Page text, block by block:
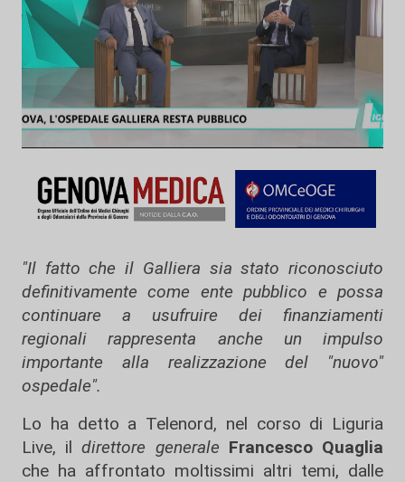
"Il fatto che il Galliera sia stato riconosciuto
definitivamente come ente pubblico e possa
continuare a usufruire dei finanziamenti
regionali rappresenta anche un impulso
importante alla realizzazione del "nuovo"
ospedale".
Lo ha detto a Telenord, nel corso di Liguria
Live, ildirettore generale Francesco Quaglia
che ha affrontato moltissimi altri temi, dalle